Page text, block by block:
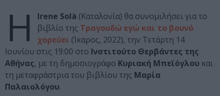
Η Irene Solà (Καταλονία) θα συνομιλήσει για το
βιβλίο της Τραγουδώ εγώ και το βουνό
χορεύει (Ίκαρος, 2022), την Τετάρτη 14
Ιουνίου στις 19:00 στο Ινστιτούτο Θερβάντες της
Αθήνας, με τη δημοσιογράφο Κυριακή Μπεϊόγλου και
τη μεταφράστρια του βιβλίου της Μαρία
Παλαιολόγου.